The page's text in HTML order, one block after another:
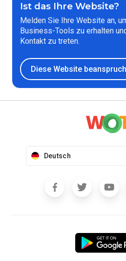
Ist das Ihre Website?
Melden Sie Ihre Website an,
Business-Tools zu erhalten
Kontakt zu treten.
Diese Website
Deutsch